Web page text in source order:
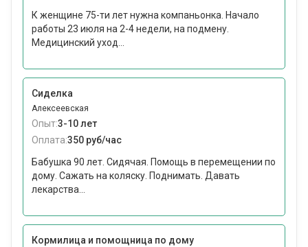
К женщине 75-ти лет нужна компаньонка. Начало
работы 23 июля на 2-4 недели, на подмену.
Медицинский уход...
Сиделка
Алексеевская
Опыт:3-10 лет
Оплата:350 руб/час
Бабушка 90 лет. Сидячая. Помощь в перемещении по
дому. Сажать на коляску. Поднимать. Давать
лекарства...
Кормилица и помощница по дому